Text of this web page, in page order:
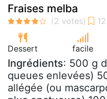
Fraises melba
Dessert facile
Ingrédients: 500 g
queues enlevées)
allégée (ou